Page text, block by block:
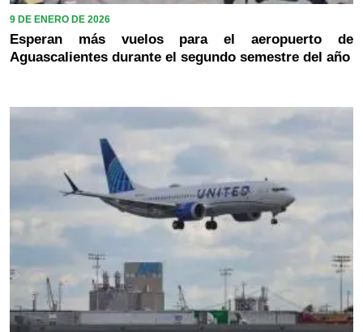
9 DE ENERO DE 2026
Esperan más vuelos para el aeropuerto de
Aguascalientes durante el segundo semestre del año